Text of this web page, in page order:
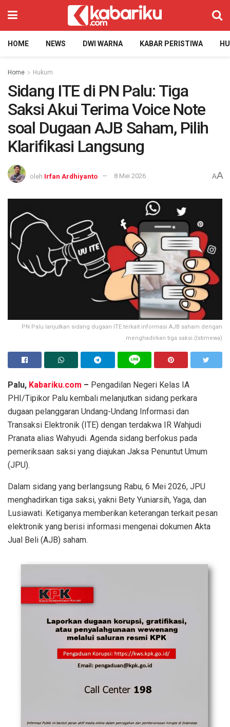
HOME NEWS DWI WARNA KABAR PERISTIWA
Home Hukum
Sidang ITE di PN Palu: Tiga
Saksi Akui Terima Voice Note
soal Dugaan AJB Saham, Pilih
Klarifikasi Langsung
oleh Irfan Ardhiyanto 8 Mei 2026 AA
PN Palu lanjutkan sidang dugaan ITE terkait informasi AJB saham dengan
menghadirkan tiga saksi.(Istimewa)
Palu, Kabariku.com – Pengadilan Negeri Kelas IA
PHI/Tipikor Palu kembali melanjutkan sidang perkara
dugaan pelanggaran Undang-Undang Informasi dan
Transaksi Elektronik (ITE) dengan terdakwa IR Wahjudi
Pranata alias Wahyudi. Agenda sidang berfokus pada
pemeriksaan saksi yang diajukan Jaksa Penuntut Umum
(JPU).
Dalam sidang yang berlangsung Rabu, 6 Mei 2026, JPU
menghadirkan tiga saksi, yakni Bety Yuniarsih, Yaga, dan
Lusiawati. Ketiganya memberikan keterangan terkait pesan
elektronik yang berisi informasi mengenai dokumen Akta
Jual Beli (AJB) saham.